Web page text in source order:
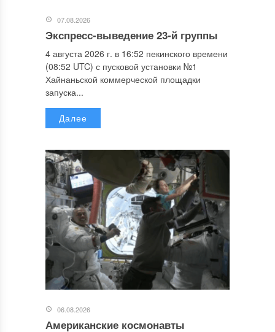
07.08.2026
Экспресс-выведение 23-й группы
4 августа 2026 г. в 16:52 пекинского времени
(08:52 UTC) с пусковой установки №1
Хайнаньской коммерческой площадки
запуска...
Далее
06.08.2026
Американские космонавты